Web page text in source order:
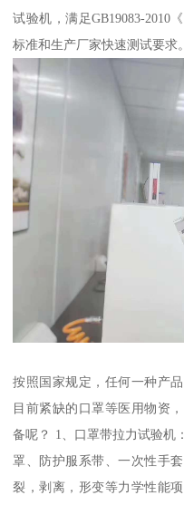
试验机，满足GB19083-2010
标准和生产厂家快速测试要求。
按照国家规定，任何一种产
目前紧缺的口罩等医用物资
备呢？ 1、口罩带拉力试验机
罩、防护服系带、一次性手
裂，剥离，形变等力学性能